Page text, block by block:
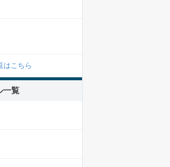
はこちら
一覧